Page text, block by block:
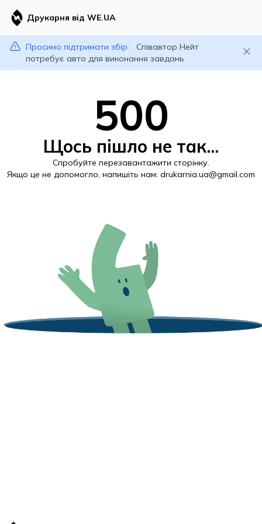
Друкарня від WE.UA
Просимо підтримати збір:
Співавтор Нейт
потребує авто для виконання завдань
500
Щось пішло не так...
Спробуйте перезавантажити сторінку.
Якщо це не допомогло, напишіть нам: drukarnia.ua@gmail.com